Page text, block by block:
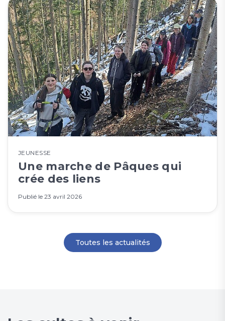
JEUNESSE
Une marche de Pâques qui
crée des liens
Publié le 23 avril 2026
Toutes les actualités